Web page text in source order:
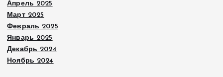
Апрель 2025
Март 2025
Февраль 2025
Январь 2025
Декабрь 2024
Ноябрь 2024